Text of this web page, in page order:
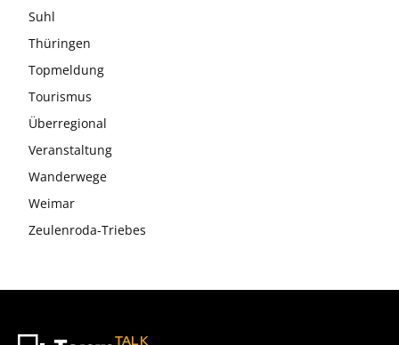
Suhl
Thüringen
Topmeldung
Tourismus
Überregional
Veranstaltung
Wanderwege
Weimar
Zeulenroda-Triebes
TALK